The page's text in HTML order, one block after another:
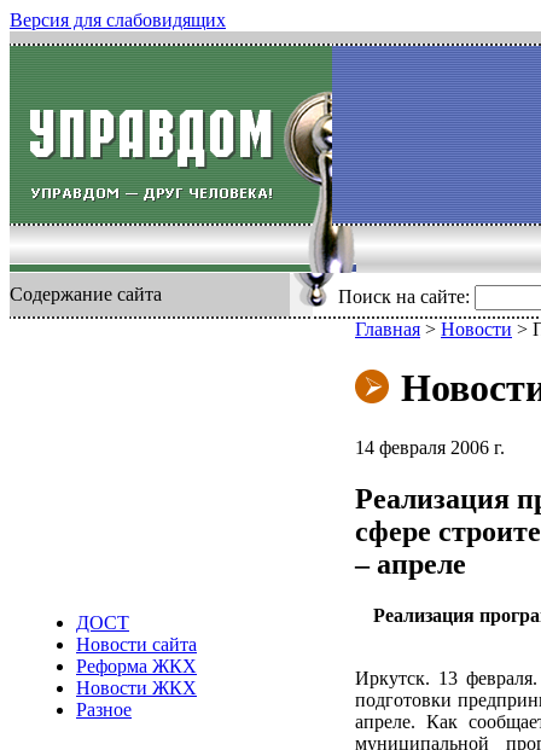
Версия для слабовидящих
Содержание сайта Поиск на сайте:
ДОСТ
Новости сайта
Реформа ЖКХ
Новости ЖКХ
Разное
Главная > Новости >
14 февраля 2006 г.
Реализация
сфере
– апреле
Реализация
Иркутск. 13
подготовки
апреле. Как
муниципальной